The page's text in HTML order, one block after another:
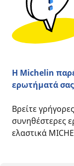
Η Michelin
ερωτήματά
Βρείτε
συνηθέστερες
ελαστικά